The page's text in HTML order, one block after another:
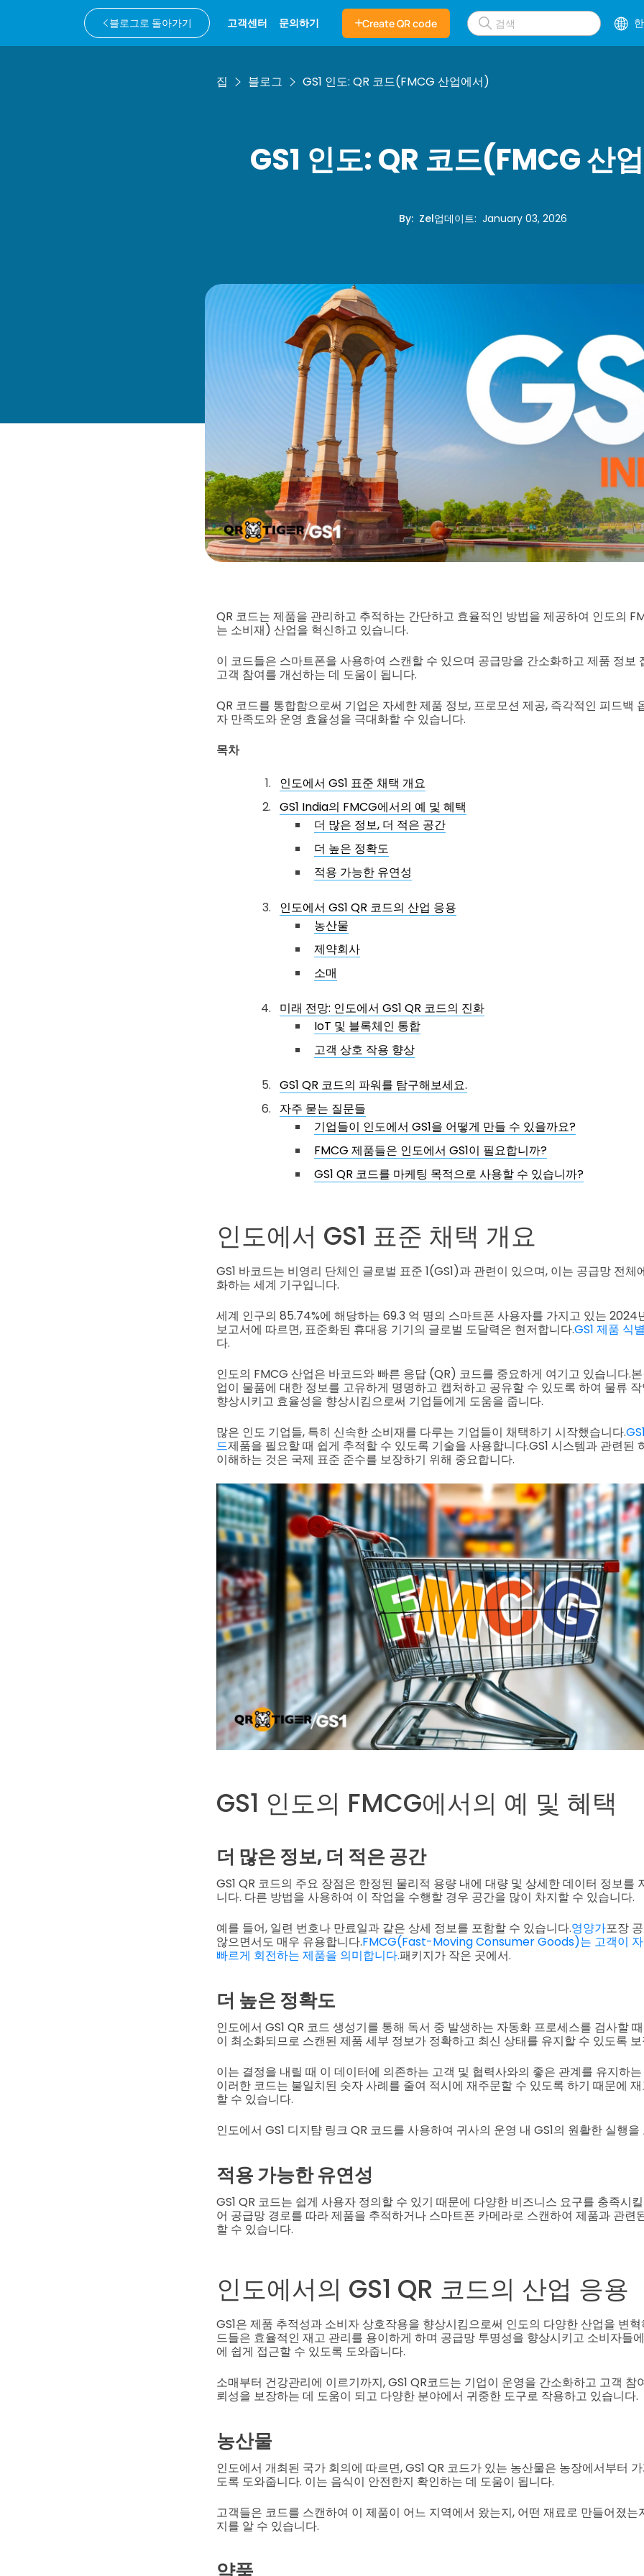
블로그로 돌아가기 고객센터 문의하기 Create QR code
집 블로그 GS1 인도: QR 코드(FMCG 산업에서)
GS1 인도: QR 코드(FMCG 산
By: Zel업데이트: January 03, 2026
QR 코드는 제품을 관리하고 추적하는 간단하고 효율적인 방법을 제공하여 인도의
는 소비재) 산업을 혁신하고 있습니다.
이 코드들은 스마트폰을 사용하여 스캔할 수 있으며 공급망을 간소화하고 제품 정보
고객 참여를 개선하는 데 도움이 됩니다.
QR 코드를 통합함으로써 기업은 자세한 제품 정보, 프로모션 제공, 즉각적인 피드백
자 만족도와 운영 효율성을 극대화할 수 있습니다.
목차
인도에서 GS1 표준 채택 개요
GS1 India의 FMCG에서의 예 및 혜택
더 많은 정보, 더 적은 공간
더 높은 정확도
적용 가능한 유연성
인도에서 GS1 QR 코드의 산업 응용
농산물
제약회사
소매
미래 전망: 인도에서 GS1 QR 코드의 진화
IoT 및 블록체인 통합
고객 상호 작용 향상
GS1 QR 코드의 파워를 탐구해보세요.
자주 묻는 질문들
기업들이 인도에서 GS1을 어떻게 만들 수 있을까요?
FMCG 제품들은 인도에서 GS1이 필요합니까?
GS1 QR 코드를 마케팅 목적으로 사용할 수 있습니까?
인도에서 GS1 표준 채택 개요
GS1 바코드는 비영리 단체인 글로벌 표준 1(GS1)과 관련이 있으며, 이는 공급망 전체
화하는 세계 기구입니다.
세계 인구의 85.74%에 해당하는 69.3 억 명의 스마트폰 사용자를 가지고 있는 2024
보고서에 따르면, 표준화된 휴대용 기기의 글로벌 도달력은 현저합니다.GS1 제품 식별
다.
인도의 FMCG 산업은 바코드와 빠른 응답 (QR) 코드를 중요하게 여기고 있습니다.
업이 물품에 대한 정보를 고유하게 명명하고 캡처하고 공유할 수 있도록 하여 물류
향상시키고 효율성을 향상시킴으로써 기업들에게 도움을 줍니다.
많은 인도 기업들, 특히 신속한 소비재를 다루는 기업들이 채택하기 시작했습니다.
드제품을 필요할 때 쉽게 추적할 수 있도록 기술을 사용합니다.GS1 시스템과 관련된
이해하는 것은 국제 표준 준수를 보장하기 위해 중요합니다.
GS1 인도의 FMCG에서의 예 및 혜택
더 많은 정보, 더 적은 공간
GS1 QR 코드의 주요 장점은 한정된 물리적 용량 내에 대량 및 상세한 데이터 정보를
니다. 다른 방법을 사용하여 이 작업을 수행할 경우 공간을 많이 차지할 수 있습니다.
예를 들어, 일련 번호나 만료일과 같은 상세 정보를 포함할 수 있습니다.영양가포장
않으면서도 매우 유용합니다.FMCG(Fast-Moving Consumer Goods)는 고객이 자
빠르게 회전하는 제품을 의미합니다.패키지가 작은 곳에서.
더 높은 정확도
인도에서 GS1 QR 코드 생성기를 통해 독서 중 발생하는 자동화 프로세스를 검사할
이 최소화되므로 스캔된 제품 세부 정보가 정확하고 최신 상태를 유지할 수 있도록
이는 결정을 내릴 때 이 데이터에 의존하는 고객 및 협력사와의 좋은 관계를 유지하
이러한 코드는 불일치된 숫자 사례를 줄여 적시에 재주문할 수 있도록 하기 때문에
할 수 있습니다.
인도에서 GS1 디지턈 링크 QR 코드를 사용하여 귀사의 운영 내 GS1의 원활한 실행
적용 가능한 유연성
GS1 QR 코드는 쉽게 사용자 정의할 수 있기 때문에 다양한 비즈니스 요구를 충족시
어 공급망 경로를 따라 제품을 추적하거나 스마트폰 카메라로 스캔하여 제품과 관련
할 수 있습니다.
인도에서의 GS1 QR 코드의 산업 응용
GS1은 제품 추적성과 소비자 상호작용을 향상시킴으로써 인도의 다양한 산업을 변
드들은 효율적인 재고 관리를 용이하게 하며 공급망 투명성을 향상시키고 소비자들
에 쉽게 접근할 수 있도록 도와줍니다.
소매부터 건강관리에 이르기까지, GS1 QR코드는 기업이 운영을 간소화하고 고객 참
뢰성을 보장하는 데 도움이 되고 다양한 분야에서 귀중한 도구로 작용하고 있습니다.
농산물
인도에서 개최된 국가 회의에 따르면, GS1 QR 코드가 있는 농산물은 농장에서부터
도록 도와줍니다. 이는 음식이 안전한지 확인하는 데 도움이 됩니다.
고객들은 코드를 스캔하여 이 제품이 어느 지역에서 왔는지, 어떤 재료로 만들어졌는
지를 알 수 있습니다.